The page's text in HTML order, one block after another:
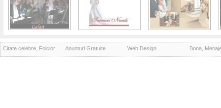
Citate celebre, Folclor Anunturi Gratuite Web Design Bona,